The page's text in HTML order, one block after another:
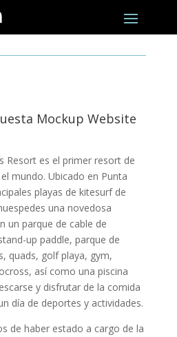
Mockup Website
Resort es el primer resort de
mundo. Ubicado en Punta
playas de kitesurf de
una novedosa
un parque de cable de
up paddle, parque de
quads, golf playa, gym,
así como una piscina
y disfrutar de la comida
día de deportes y actividades.
de haber estado a cargo de la